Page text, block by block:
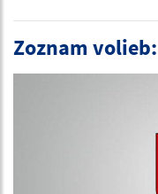
Zoznam volieb: